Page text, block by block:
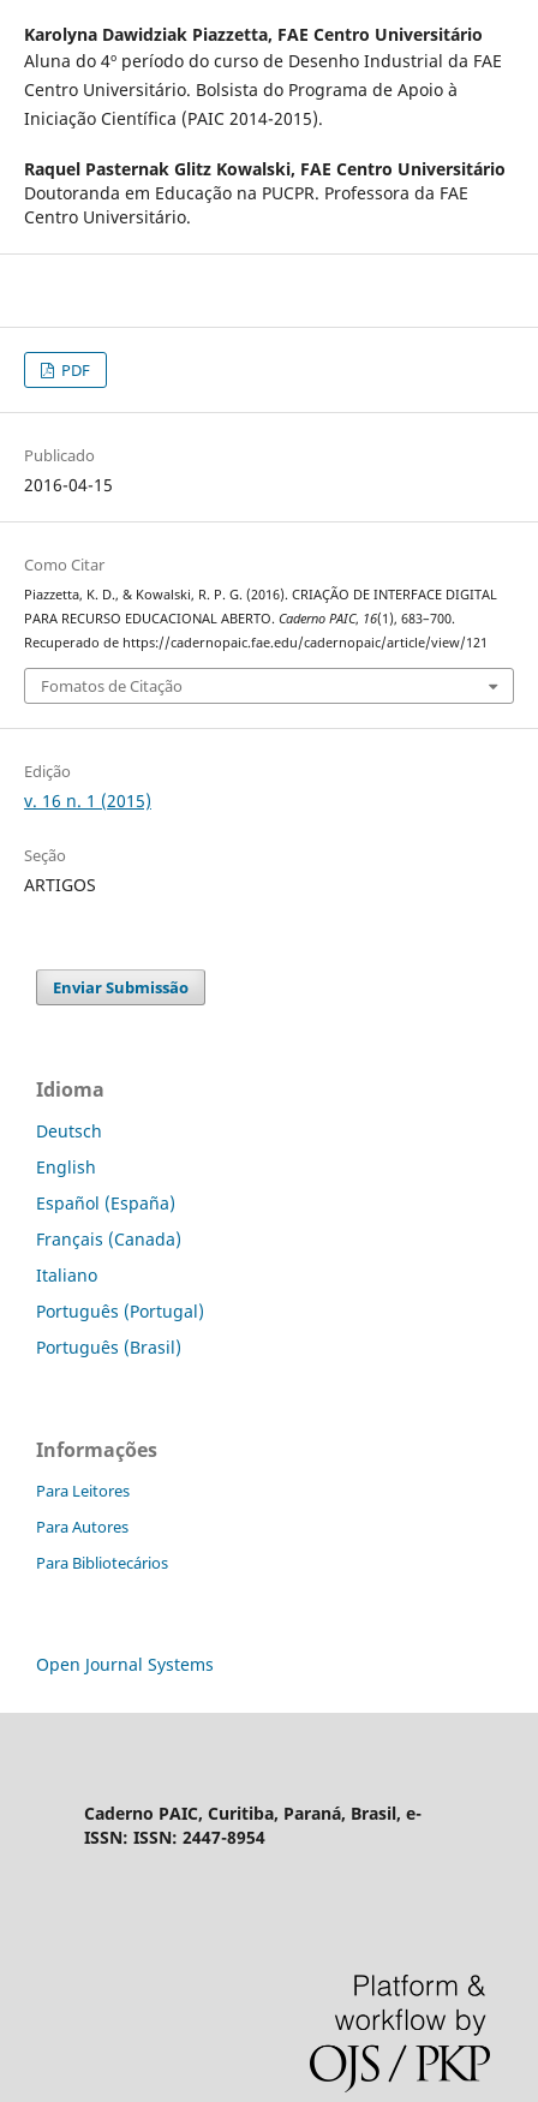
Karolyna Dawidziak Piazzetta, FAE Centro Universitário
Aluna do 4º período do curso de Desenho Industrial da FAE
Centro Universitário. Bolsista do Programa de Apoio à
Iniciação Científica (PAIC 2014-2015).
Raquel Pasternak Glitz Kowalski, FAE Centro Universitário
Doutoranda em Educação na PUCPR. Professora da FAE
Centro Universitário.
PDF
Publicado
2016-04-15
Como Citar
Piazzetta, K. D., & Kowalski, R. P. G. (2016). CRIAÇÃO DE INTERFACE DIGITAL
PARA RECURSO EDUCACIONAL ABERTO. Caderno PAIC, 16(1), 683–700.
Recuperado de https://cadernopaic.fae.edu/cadernopaic/article/view/121
Fomatos de Citação
Edição
v. 16 n. 1 (2015)
Seção
ARTIGOS
Enviar Submissão
Idioma
Deutsch
English
Español (España)
Français (Canada)
Italiano
Português (Portugal)
Português (Brasil)
Informações
Para Leitores
Para Autores
Para Bibliotecários
Open Journal Systems
Caderno PAIC, Curitiba, Paraná, Brasil, e-
ISSN: ISSN: 2447-8954